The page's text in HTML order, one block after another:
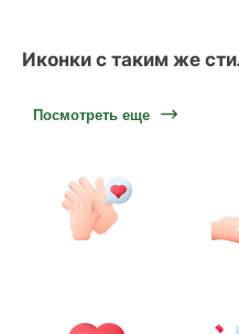
Иконки с таким же
Посмотреть еще